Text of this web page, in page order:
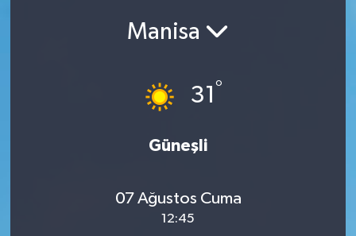
Manisa
31 °
Güneşli
07 Ağustos Cuma
12:45